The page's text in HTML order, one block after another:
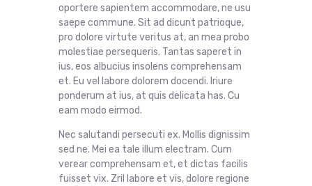
oportere sapientem accommodare, ne usu
saepe commune. Sit ad dicunt patrioque,
pro dolore virtute veritus at, an mea probo
molestiae persequeris. Tantas saperet in
ius, eos albucius insolens comprehensam
et. Eu vel labore dolorem docendi. Iriure
ponderum at ius, at quis delicata has. Cu
eam modo eirmod.
Nec salutandi persecuti ex. Mollis dignissim
sed ne. Mei ea tale illum electram. Cum
verear comprehensam et, et dictas facilis
fuisset vix. Zril labore et vis, dolore regione